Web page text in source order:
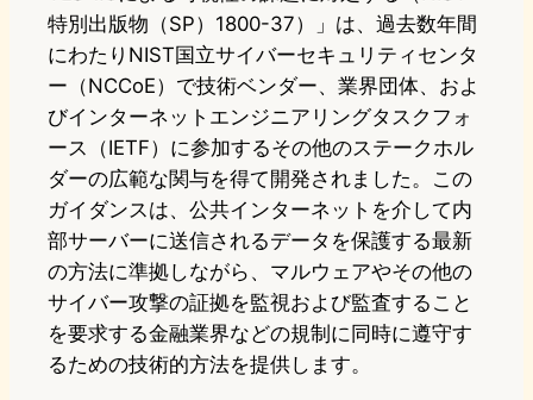
特別出版物（SP）1800-37）」は、過去数年間
にわたりNIST国立サイバーセキュリティセンタ
ー（NCCoE）で技術ベンダー、業界団体、およ
びインターネットエンジニアリングタスクフォ
ース（IETF）に参加するその他のステークホル
ダーの広範な関与を得て開発されました。この
ガイダンスは、公共インターネットを介して内
部サーバーに送信されるデータを保護する最新
の方法に準拠しながら、マルウェアやその他の
サイバー攻撃の証拠を監視および監査すること
を要求する金融業界などの規制に同時に遵守す
るための技術的方法を提供します。